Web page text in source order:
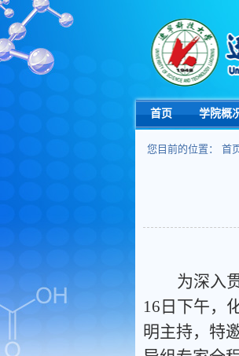
首页 学院概
您目前的位置： 首
为深入
16日下午，
明主持，特